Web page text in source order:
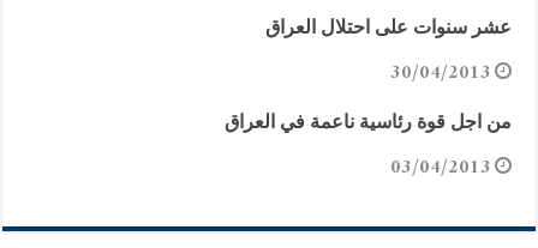
عشر سنوات على احتلال العراق
30/04/2013
من اجل قوة رئاسية ناعمة في العراق
03/04/2013